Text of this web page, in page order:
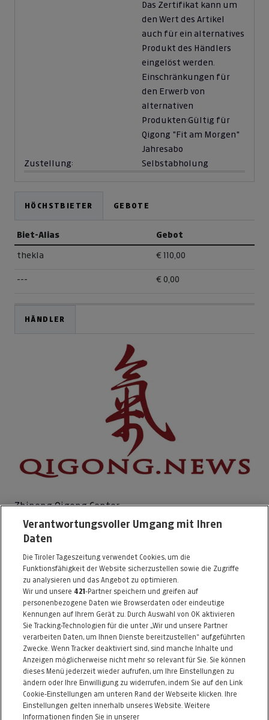
Das Zertifikat kann um
den Wert des Artikel
auch für ein alternatives
Produkt des Händlers
eingelöst werden.
Einschränkungen für
den Erwerb von
alternativen
Produkten:Gültig für
Qigong "Fit am Morgen"
Jahresabo
Zustellung:
Selbstabholung
HÖCHSTBIETER GEBOTE
Biet-Alias Gebot
thekla € 110,00
--- € 0,00
HÄNDLER
Zhineng Qigong Center
Dreiheiligenstraße 3
6020 Innsbruck
Telefon: 0650 / 2212001
E-Mail:hallo@qigong.news
https://www.qigong.news
Alle Artikel des Händlers
Informationen zum Kaufvertrag
ZURÜCK NACH
OBEN
Verantwortungsvoller Umgang mit Ihren
Daten
Die Tiroler Tageszeitung verwendet Cookies, um die
Funktionsfähigkeit der Website sicherzustellen sowie die Zugriffe
zu analysieren und das Angebot zu optimieren.
Wir und unsere 421-Partner speichern und greifen auf
personenbezogene Daten wie Browserdaten oder eindeutige
Kennungen auf Ihrem Gerät zu. Durch Auswahl von OK aktivieren
Sie Tracking-Technologien für die unter „Wir und unsere Partner
verarbeiten Daten, um Ihnen Dienste bereitzustellen“ aufgeführten
Zwecke. Wenn Tracker deaktiviert sind, sind manche Inhalte und
Anzeigen möglicherweise nicht mehr so relevant für Sie. Sie können
dieses Menü jederzeit wieder aufrufen, um Ihre Einstellungen zu
ändern oder Ihre Einwilligung zu widerrufen, indem Sie auf den Link
Cookie-Einstellungen am unteren Rand der Webseite klicken. Ihre
Einstellungen gelten innerhalb unseres Website. Weitere
Informationen finden Sie in unserer